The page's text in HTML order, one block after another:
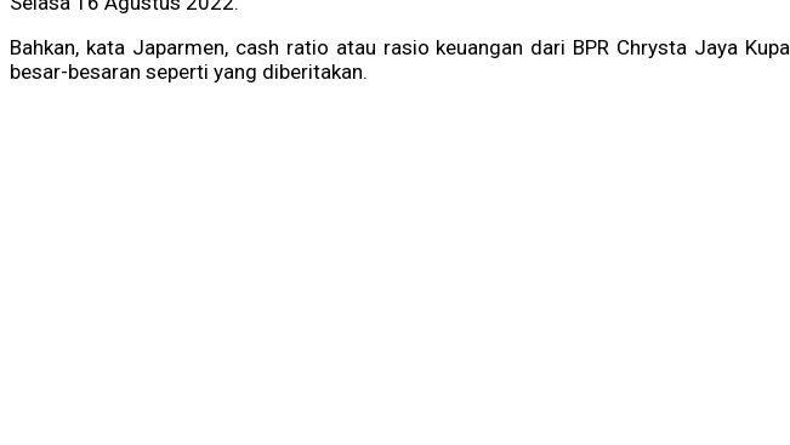
Bahkan, kata Japarmen, cash ratio atau rasio keuangan dari BPR Chrysta Jaya
besar-besaran seperti yang diberitakan.